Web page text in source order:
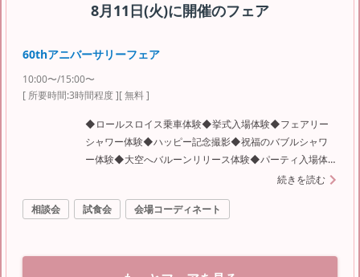
8月11日(火)に開催のフェア
60thアニバーサリーフェア
10:00〜/15:00〜
[ 所要時間:3時間程度][ 無料 ]
◆ロールスロイス乗車体験◆挙式入場体験◆フェアリー
シャワー体験◆ハッピー記念撮影◆祝福のバブルシャワ
ー体験◆大空へバルーンリリース体験◆パーティ入場体
続きを読む
相談会 試食会 会場コーディネート